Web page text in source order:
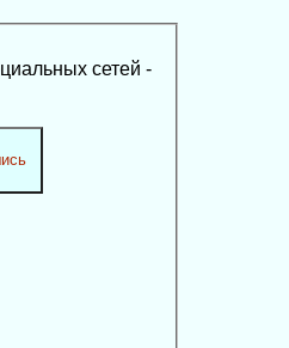
сетей -